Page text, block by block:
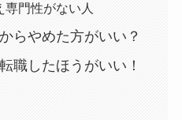
専門性がない人
らやめた方がいい？
職したほうがいい！